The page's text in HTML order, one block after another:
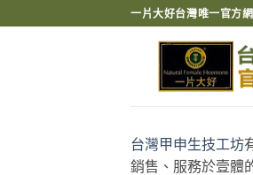
轉
一片大好台灣唯一官方
台灣甲申生技工坊
銷售、服務於壹體